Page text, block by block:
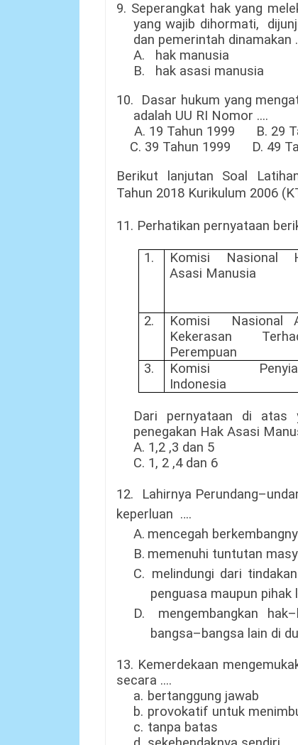
9. Seperangkat hak yang
yang wajib dihormati,
dan pemerintah dinamakan
A. hak manusia
B. hak asasi manusia
10.
Dasar hukum yang
adalah UU RI Nomor ....
A. 19 Tahun 1999
B.
C. 39 Tahun 1999
D. 49
Berikut lanjutan Soal
Tahun 2018 Kurikulum 2006
11. Perhatikan pernyataan
1.
Komisi Nasional
Asasi Manusia
2.
Komisi Nasional
Kekerasan
Perempuan
3.
Komisi
Indonesia
Dari pernyataan di atas
penegakan Hak Asasi
A. 1,2 ,3 dan 5
C. 1, 2 ,4 dan 6
12.
Lahirnya
keperluan ….
A. mencegah
B. memenuhi tuntutan
C. melindungi dari
penguasa maupun pihak
D.
mengembangkan
bangsa–bangsa lain di
13. Kemerdekaan
secara ....
a. bertanggung jawab
b. provokatif untuk
c. tanpa batas